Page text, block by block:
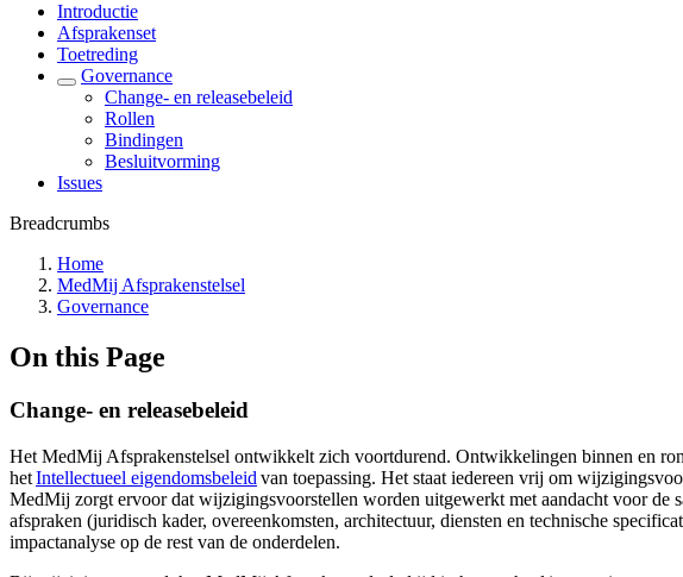
Introductie
Afsprakenset
Toetreding
Governance
Change- en releasebeleid
Rollen
Bindingen
Besluitvorming
Issues
Breadcrumbs
Home
MedMij Afsprakenstelsel
Governance
On this Page
Change- en releasebeleid
Het MedMij Afsprakenstelsel ontwikkelt zich voortdurend. Ontwikkelingen binnen en
hetIntellectueel eigendomsbeleid van toepassing. Het staat iedereen vrij om
MedMij zorgt ervoor dat wijzigingsvoorstellen worden uitgewerkt met aandacht voor de
afspraken (juridisch kader, overeenkomsten, architectuur, diensten en technische
impactanalyse op de rest van de onderdelen.